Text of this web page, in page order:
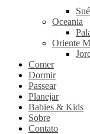
Oceania
Oriente
Comer
Dormir
Passear
Planejar
Babies & Kids
Sobre
Contato